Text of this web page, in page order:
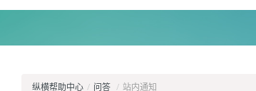
纵横帮助中心 / 问答 / 站内通知